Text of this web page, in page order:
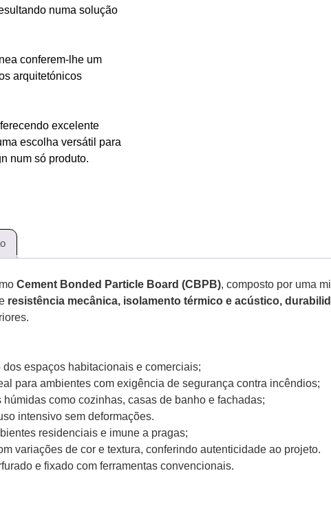
numa solução
conferem-lhe um
arquitetónicos
excelente
escolha versátil para
num só produto.
Cement Bonded Particle Board (CBPB), composto por uma
resistência mecânica, isolamento térmico e acústico,
dos espaços habitacionais e comerciais;
para ambientes com exigência de segurança contra incêndios;
como cozinhas, casas de banho e fachadas;
intensivo sem deformações.
residenciais e imune a pragas;
variações de cor e textura, conferindo autenticidade ao projeto.
e fixado com ferramentas convencionais.